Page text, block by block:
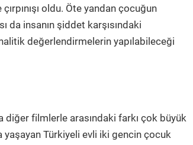
oldu. Öte yandan çocuğun
da insanın şiddet karşısındaki
değerlendirmelerin yapılabileceği
filmlerle arasındaki farkı çok büyük
Türkiyeli evli iki gencin çocuk